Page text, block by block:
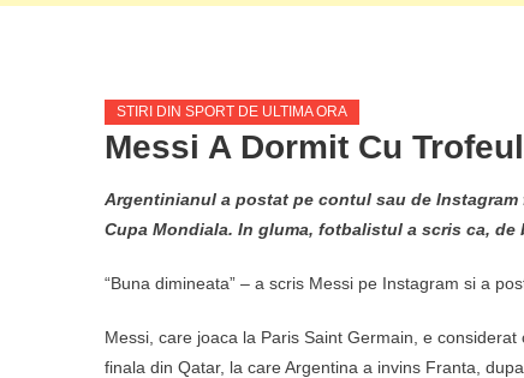
STIRI DIN SPORT DE ULTIMA ORA
Messi A Dormit Cu
Argentinianul a postat pe contul sau de
Cupa Mondiala. In gluma, fotbalistul a scris ca, de
“Buna dimineata” – a scris Messi pe Instagram si a
Messi, care joaca la Paris Saint Germain, e
finala din Qatar, la care Argentina a invins Franta,